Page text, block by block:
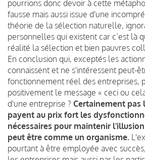
pourrions donc devoir à cette
fausse mais aussi issue d'une
théorie de la sélection naturelle,
personnelles qui existent car c’est là
réalité la sélection et bien pauvres
En conclusion qui, exceptés les
connaissent et ne s'intéressent peut-
fonctionnement réel des entreprises,
positivement le message « ceci ou
d'une entreprise ? Certainement pas
payent au prix fort les
nécessaires pour maintenir
peut être comme un organisme.
pourtant à être employée avec